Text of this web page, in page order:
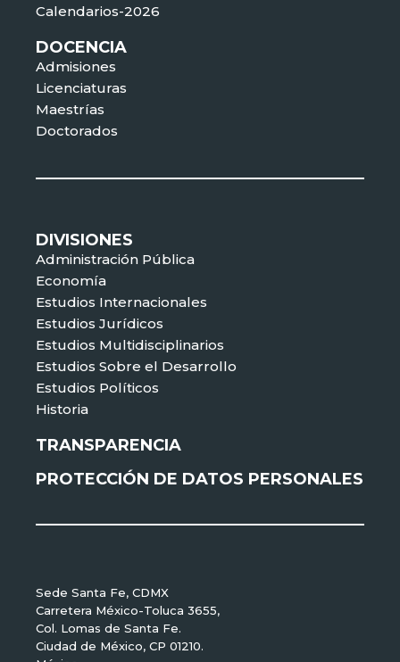
Calendarios-2026
DOCENCIA
Admisiones
Licenciaturas
Maestrías
Doctorados
DIVISIONES
Administración Pública
Economía
Estudios Internacionales
Estudios Jurídicos
Estudios Multidisciplinarios
Estudios Sobre el Desarrollo
Estudios Políticos
Historia
TRANSPARENCIA
PROTECCIÓN DE DATOS PERSONALES
Sede Santa Fe, CDMX
Carretera México-Toluca 3655,
Col. Lomas de Santa Fe.
Ciudad de México, CP 01210.